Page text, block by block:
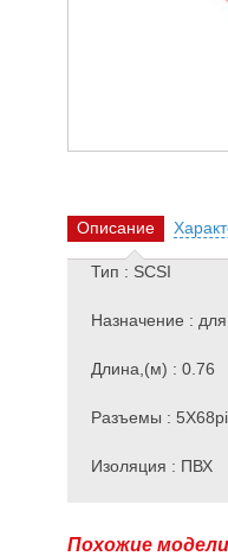
Описание
Тип : SCSI
Назначение :
Длина,(м) : 0.76
Разъемы :
Изоляция : ПВХ
Похожие модели